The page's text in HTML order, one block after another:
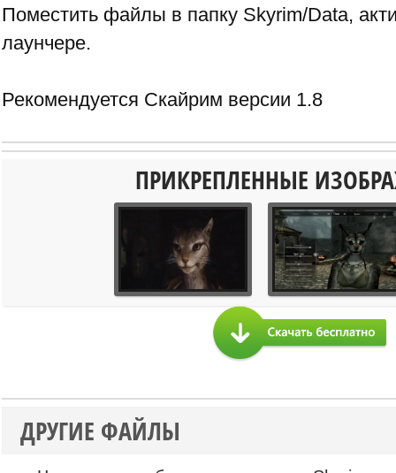
Поместить файлы в папку Skyrim/Data,
лаунчере.
Рекомендуется Скайрим версии 1.8
ПРИКРЕПЛЕННЫЕ
ДРУГИЕ ФАЙЛЫ